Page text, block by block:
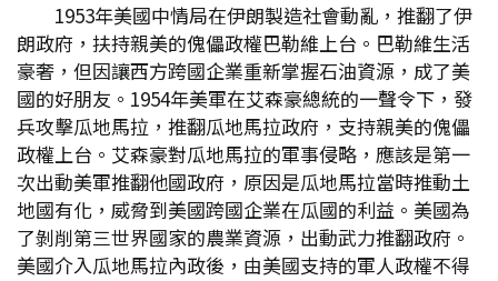
1953年美國中情局在伊朗製造社會動亂，推翻了伊
朗政府，扶持親美的傀儡政權巴勒維上台。巴勒維生活
豪奢，但因讓西方跨國企業重新掌握石油資源，成了美
國的好朋友。1954年美軍在艾森豪總統的一聲令下，發
兵攻擊瓜地馬拉，推翻瓜地馬拉政府，支持親美的傀儡
政權上台。艾森豪對瓜地馬拉的軍事侵略，應該是第一
次出動美軍推翻他國政府，原因是瓜地馬拉當時推動土
地國有化，威脅到美國跨國企業在瓜國的利益。美國為
了剝削第三世界國家的農業資源，出動武力推翻政府。
美國介入瓜地馬拉內政後，由美國支持的軍人政權不得